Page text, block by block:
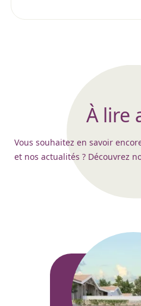
À lire
Vous souhaitez en savoir
et nos actualités ? Découvrez